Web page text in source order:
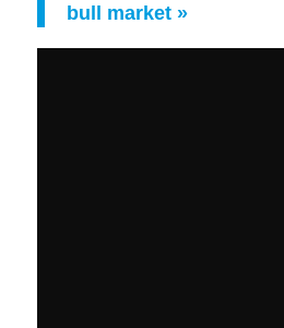
bull market »